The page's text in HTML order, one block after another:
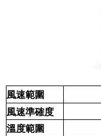
風速範圍
風速準確度
溫度範圍